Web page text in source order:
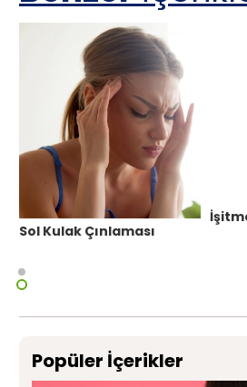
Sol Kulak Çınlaması
Popüler İçerikler